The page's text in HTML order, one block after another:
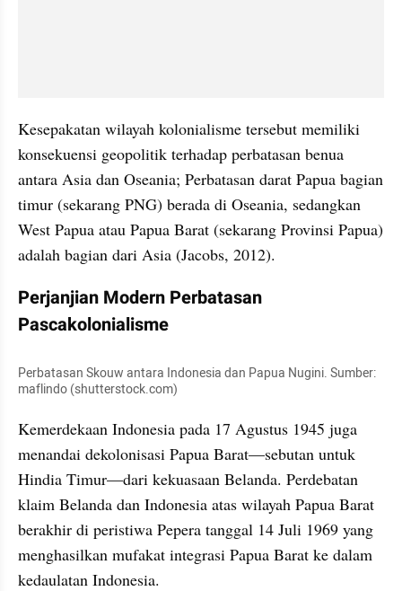
Kesepakatan wilayah kolonialisme tersebut memiliki
konsekuensi geopolitik terhadap perbatasan benua
antara Asia dan Oseania; Perbatasan darat Papua bagian
timur (sekarang PNG) berada di Oseania, sedangkan
West Papua atau Papua Barat (sekarang Provinsi Papua)
adalah bagian dari Asia (Jacobs, 2012).
Perjanjian Modern Perbatasan
Pascakolonialisme
Perbatasan Skouw antara Indonesia dan Papua Nugini. Sumber:
maflindo (shutterstock.com)
Kemerdekaan Indonesia pada 17 Agustus 1945 juga
menandai dekolonisasi Papua Barat—sebutan untuk
Hindia Timur—dari kekuasaan Belanda. Perdebatan
klaim Belanda dan Indonesia atas wilayah Papua Barat
berakhir di peristiwa Pepera tanggal 14 Juli 1969 yang
menghasilkan mufakat integrasi Papua Barat ke dalam
kedaulatan Indonesia.